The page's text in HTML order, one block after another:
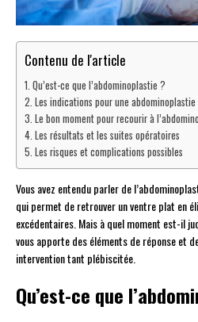
Contenu de l'article
Qu’est-ce que l’abdominoplastie ?
Les indications pour une abdominoplastie
Le bon moment pour recourir à
Les résultats et les suites opératoires
Les risques et complications possibles
Vous avez entendu parler de
qui permet de retrouver un ventre plat en
excédentaires. Mais à quel moment est-il
vous apporte des éléments de réponse et
intervention tant plébiscitée.
Qu’est-ce que